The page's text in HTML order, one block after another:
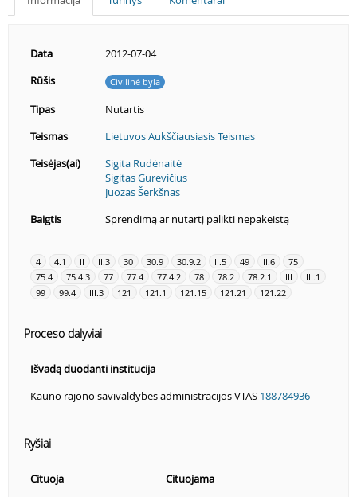
Data
2012-07-04
Rūšis
Civilinė byla
Tipas
Nutartis
Teismas
Lietuvos Aukščiausiasis Teismas
Teisėjas(ai)
Sigita Rudėnaitė
Sigitas Gurevičius
Juozas Šerkšnas
Baigtis
Sprendimą ar nutartį palikti nepakeistą
4 4.1 II II.3 30 30.9 30.9.2 II.5 49 II.6
75
75.4
75.4.3 77 77.4 77.4.2 78 78.2 78.2.1 III
III.1
99
99.4 III.3 121 121.1 121.15 121.21 121.22
Proceso dalyviai
Išvadą duodanti institucija
Kauno rajono savivaldybės administracijos VTAS 188784936
Ryšiai
Cituoja
Cituojama